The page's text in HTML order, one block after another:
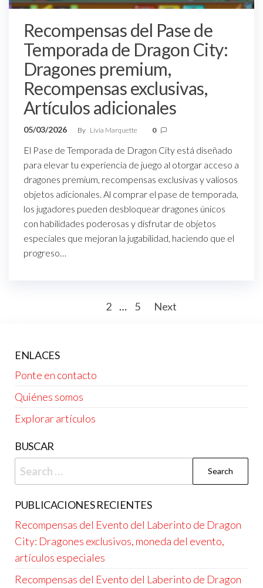
Recompensas del Pase de
Temporada de Dragon City:
Dragones premium,
Recompensas exclusivas,
Artículos adicionales
05/03/2026 By Livia Marquette 0
El Pase de Temporada de Dragon City está diseñado
para elevar tu experiencia de juego al otorgar acceso a
dragones premium, recompensas exclusivas y valiosos
objetos adicionales. Al comprar el pase de temporada,
los jugadores pueden desbloquear dragones únicos
con habilidades poderosas y disfrutar de objetos
especiales que mejoran la jugabilidad, haciendo que el
progreso…
2 … 5 Next
ENLACES
Ponte en contacto
Quiénes somos
Explorar artículos
BUSCAR
Search
for:
PUBLICACIONES RECIENTES
Recompensas del Evento del Laberinto de Dragon
City: Dragones exclusivos, moneda del evento,
artículos especiales
Recompensas del Evento del Laberinto de Dragon